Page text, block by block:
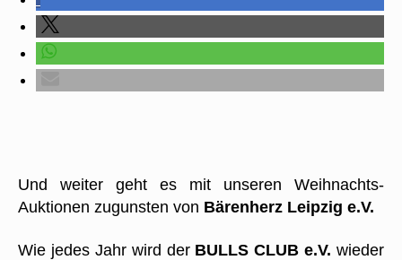
Und weiter geht es mit unseren Weihnachts-
Auktionen zugunsten von Bärenherz Leipzig e.V.
Wie jedes Jahr wird der BULLS CLUB e.V. wieder